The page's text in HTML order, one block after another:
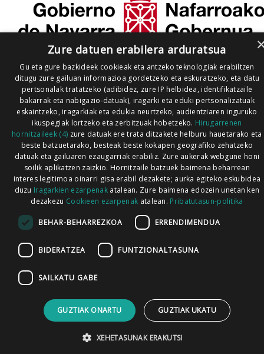
Zure datuen erabilera arduratsua
Gu eta gure bazkideek cookieak eta antzeko teknologiak erabiltzen
ditugu zure gailuan informazioa gordetzeko eta eskuratzeko, eta datu
pertsonalak tratatzeko (adibidez, zure IP helbidea, identifikatzaile
bakarrak eta nabigazio-datuak), iragarki eta eduki pertsonalizatuak
eskaintzeko, iragarkiak eta edukia neurtzeko, audientziaren inguruko
ikuspegiak lortzeko eta zerbitzuak hobetzeko. Hirugarrenen
hornitzaileek (4) zure datuak ere trata ditzakete helburu hauetarako eta
beste batzuetarako, besteak beste kokapen geografiko zehatzeko
datuak eta gailuaren ezaugarriak erabiliz. Zure aukerak webgune honi
soilik aplikatzen zaizkio. Hornitzaile batzuek baimena beharrean
interes legitimoa oinarri gisa erabil dezakete; aurka egiteko eskubidea
duzu Iragarkien ezarpenak atalean. Zure baimena edozein unetan ken
dezakezu Cookieen ezarpenak atalean. Pribatutasun-politika
BEHAR-BEHARREZKOA ERRENDIMENDUA
BIDERATZEA FUNTZIONALTASUNA
SAILKATU GABE
GUZTIAK ONARTU GUZTIAK UKATU
XEHETASUNAK ERAKUTSI